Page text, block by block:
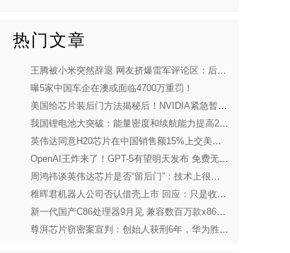
热门文章
王腾被小米突然辞退 网友挤爆雷军评论区：后者淡定健身
曝5家中国车企在澳或面临4700万重罚！
美国给芯片装后门方法揭秘后！NVIDIA紧急暂停生产H20芯片
我国锂电池大突破：能量密度和续航能力提高2-3倍 可量产
英伟达同意H20芯片在中国销售额15%上交美国：我国回应
OpenAI王炸来了！GPT-5有望明天发布 免费无限使用
周鸿祎谈英伟达芯片是否“留后门”：技术上很难判断
稚晖君机器人公司否认借壳上市 回应：只是收购了一家上市公司
新一代国产C86处理器9月见 兼容数百万款x86软件
尊湃芯片窃密案宣判：创始人获刑6年，华为胜诉！